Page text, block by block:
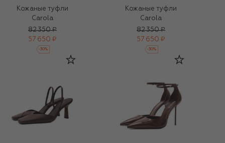
Кожаные туфли
Carola
82 350 ₽
57 650 ₽
-30%
Кожаные туфли
Carola
82 350 ₽
57 650 ₽
-30%